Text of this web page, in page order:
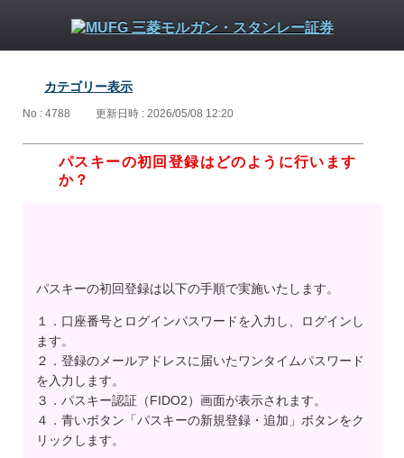
カテゴリー表示
No : 4788 更新日時 : 2026/05/08 12:20
パスキーの初回登録はどのように行います
か？
パスキーの初回登録は以下の手順で実施いたします。
１．口座番号とログインパスワードを入力し、ログインし
ます。
２．登録のメールアドレスに届いたワンタイムパスワード
を入力します。
３．パスキー認証（FIDO2）画面が表示されます。
４．青いボタン「パスキーの新規登録・追加」ボタンをク
リックします。